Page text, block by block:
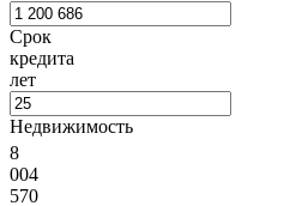
Срок
кредита
лет
Недвижимость
8
004
570